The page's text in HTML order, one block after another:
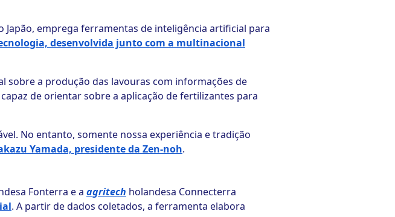
emprega ferramentas de inteligência artificial para
desenvolvida junto com a multinacional
sobre a produção das lavouras com informações de
de orientar sobre a aplicação de fertilizantes para
No entanto, somente nossa experiência e tradição
Yamada, presidente da Zen-noh.
Fonterra e a agritech holandesa Connecterra
. A partir de dados coletados, a ferramenta elabora